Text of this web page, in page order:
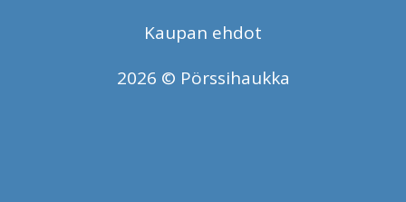
Kaupan ehdot
2026 © Pörssihaukka